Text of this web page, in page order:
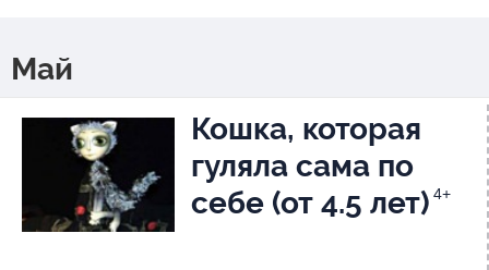
Май
Кошка, которая
гуляла сама по
себе (от 4.5 лет) 4+